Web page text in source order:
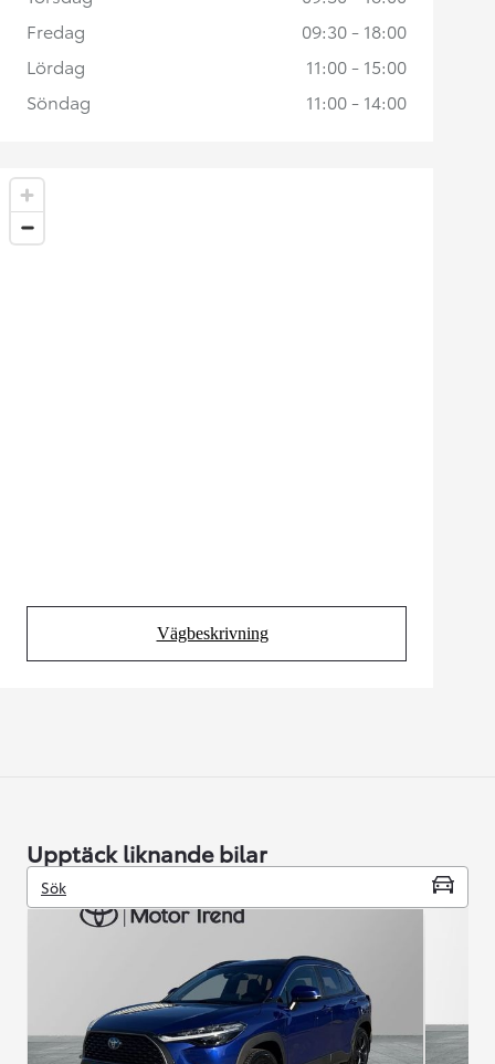
Vägbeskrivning
(Opens in new tab)
Fredag
09:30 - 18:00
Lördag
11:00 - 15:00
Söndag
11:00 - 14:00
Upptäck liknande bilar
Sök